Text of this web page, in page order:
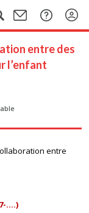
entre des
l’enfant
entre
....)